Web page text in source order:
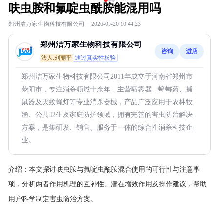
呋虫胺和氟啶虫酰胺能混用吗
郑州洁万家生物科技有限公司 · 2026-05-20 10:44:23
郑州洁万家生物科技有限公司
法人:刘丽平 通过真实性核验
咨询 进店
郑州洁万家生物科技有限公司2011年成立于河南省郑州市
荥阳市，专注消杀领域十余年，主营喷雾器、蟑螂药、捕
鼠器及灭蚊蝇灯等专业消杀器械，产品广泛应用于农林牧
渔、公共卫生及家庭防护领域，拥有完善的害虫防治解决
方案，是集研发、销售、服务于一体的综合性消杀科技企
业。
介绍： 本文探讨呋虫胺与氟啶虫酰胺混合使用的可行性与注意事
项，分析两者作用机理的互补性、潜在增效作用及操作建议，帮助
用户科学制定害虫防治方案。